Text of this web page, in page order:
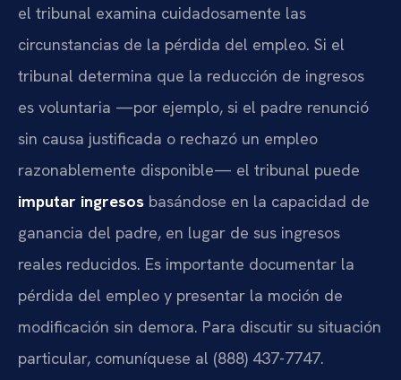
el tribunal examina cuidadosamente las
circunstancias de la pérdida del empleo. Si el
tribunal determina que la reducción de ingresos
es voluntaria —por ejemplo, si el padre renunció
sin causa justificada o rechazó un empleo
razonablemente disponible— el tribunal puede
imputar ingresos basándose en la capacidad de
ganancia del padre, en lugar de sus ingresos
reales reducidos. Es importante documentar la
pérdida del empleo y presentar la moción de
modificación sin demora. Para discutir su situación
particular, comuníquese al (888) 437-7747.